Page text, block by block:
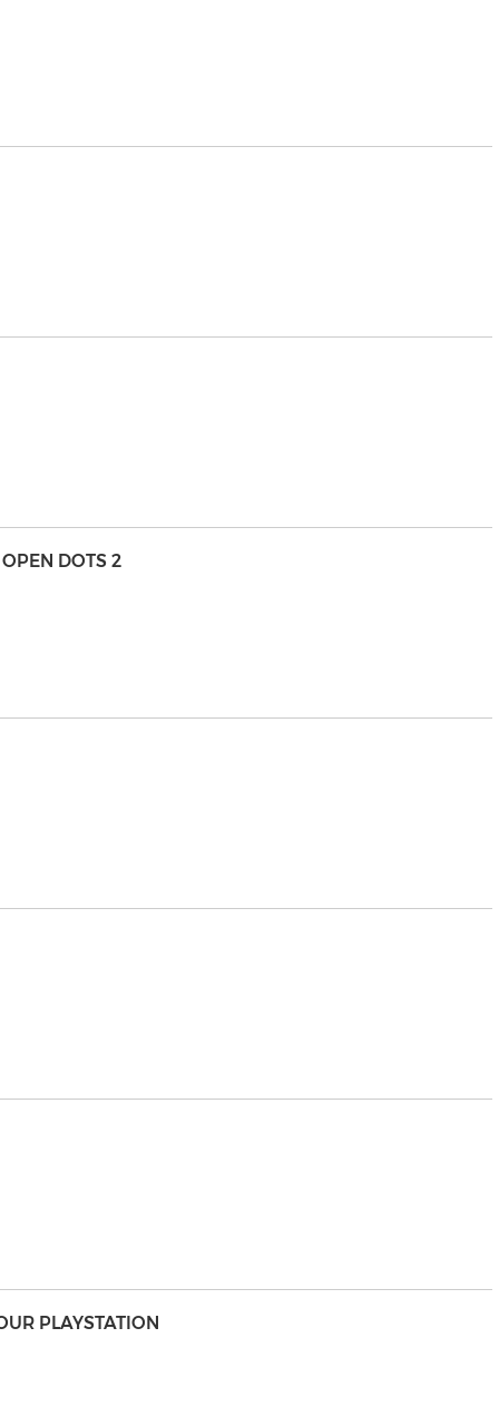
DOTS 2
PLAYSTATION